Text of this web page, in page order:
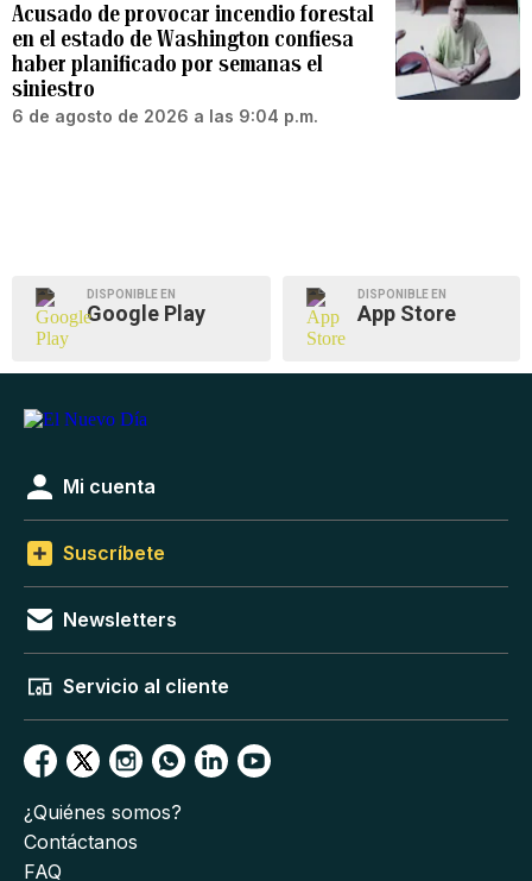
Acusado de provocar incendio forestal
en el estado de Washington confiesa
haber planificado por semanas el
siniestro
6 de agosto de 2026 a las 9:04 p.m.
DISPONIBLE EN
Google Play
DISPONIBLE EN
App Store
Mi cuenta
Suscríbete
Newsletters
Servicio al cliente
¿Quiénes somos?
Contáctanos
FAQ